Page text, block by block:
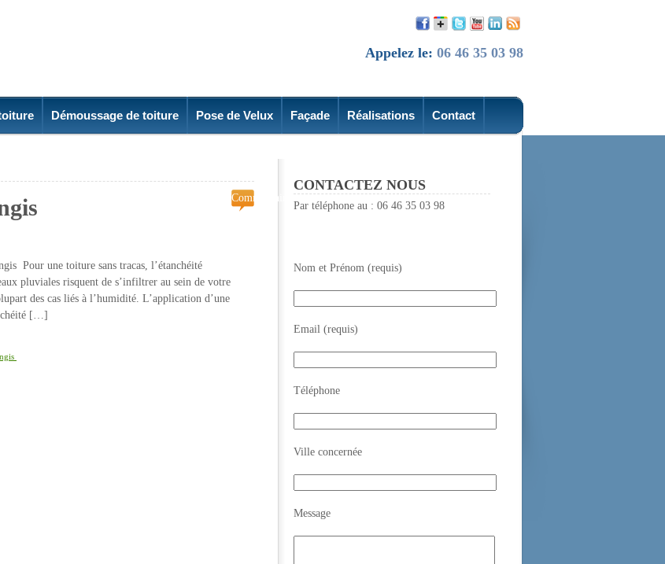
Appelez le: 06 46 35 03 98
Démoussage de toiture Pose de Velux Façade Réalisations Contact
Commentaires
fermés
Pour une toiture sans tracas, l’étanchéité
pluviales risquent de s’infiltrer au sein de votre
des cas liés à l’humidité. L’application d’une
[…]
CONTACTEZ NOUS
Par téléphone au : 06 46 35 03 98
Nom et Prénom (requis)
Email (requis)
Téléphone
Ville concernée
Message